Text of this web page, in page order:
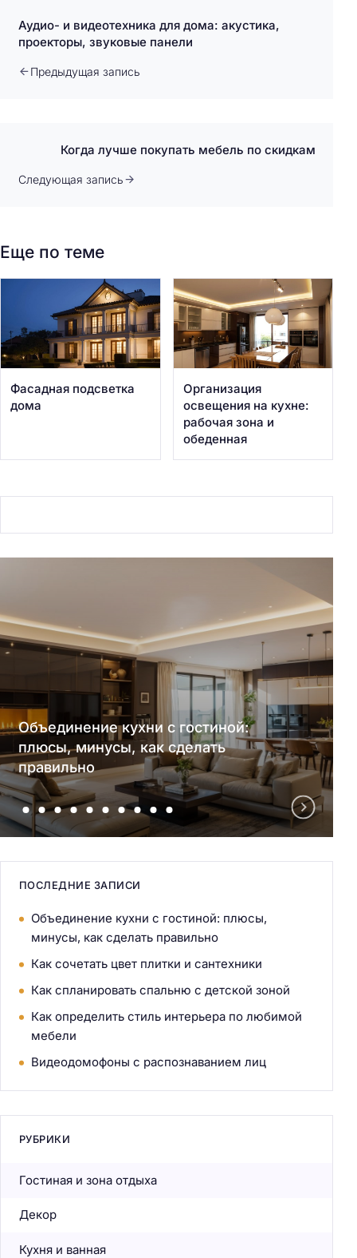
Аудио- и видеотехника для дома: акустика,
проекторы, звуковые панели
Предыдущая запись
Когда лучше покупать мебель по скидкам
Следующая запись
Еще по теме
Фасадная подсветка
дома
Организация
освещения на кухне:
рабочая зона и
обеденная
Объединение кухни с гостиной:
плюсы, минусы, как сделать
правильно
ПОСЛЕДНИЕ ЗАПИСИ
Объединение кухни с гостиной: плюсы,
минусы, как сделать правильно
Как сочетать цвет плитки и сантехники
Как спланировать спальню с детской зоной
Как определить стиль интерьера по любимой
мебели
Видеодомофоны с распознаванием лиц
РУБРИКИ
Гостиная и зона отдыха
Декор
Кухня и ванная